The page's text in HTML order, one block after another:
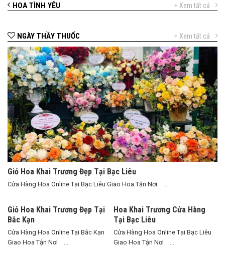
HOA TÌNH YÊU + Xem tất cả
NGÀY THẦY THUỐC + Xem tất cả
Giỏ Hoa Khai Trương Đẹp Tại Bạc Liêu
Cửa Hàng Hoa Online Tại Bạc Liêu Giao Hoa Tận Nơi ...
Giỏ Hoa Khai Trương Đẹp Tại
Bắc Kạn
Cửa Hàng Hoa Online Tại Bắc Kạn
Giao Hoa Tận Nơi ...
Hoa Khai Trương Cửa Hàng
Tại Bạc Liêu
Cửa Hàng Hoa Online Tại Bạc Liêu
Giao Hoa Tận Nơi ...